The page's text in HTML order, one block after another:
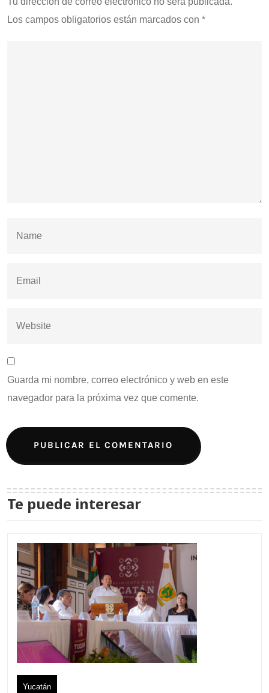
Los campos obligatorios están marcados con *
Guarda mi nombre, correo electrónico y web en este
navegador para la próxima vez que comente.
Te puede interesar
Yucatán